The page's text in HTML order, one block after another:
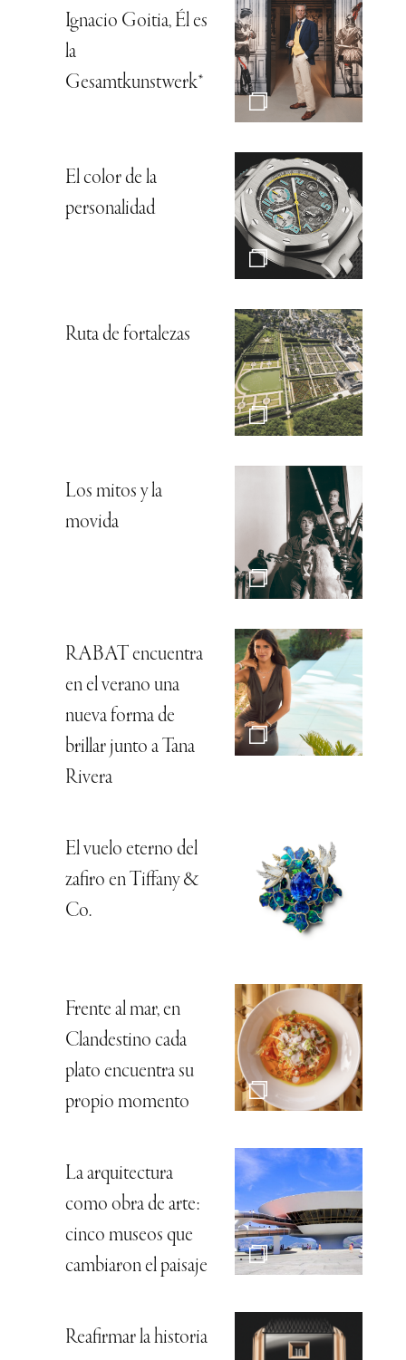
Ignacio Goitia, Él es
la
Gesamtkunstwerk*
El color de la
personalidad
Ruta de fortalezas
Los mitos y la
movida
RABAT encuentra
en el verano una
nueva forma de
brillar junto a Tana
Rivera
El vuelo eterno del
zafiro en Tiffany &
Co.
Frente al mar, en
Clandestino cada
plato encuentra su
propio momento
La arquitectura
como obra de arte:
cinco museos que
cambiaron el paisaje
Reafirmar la historia